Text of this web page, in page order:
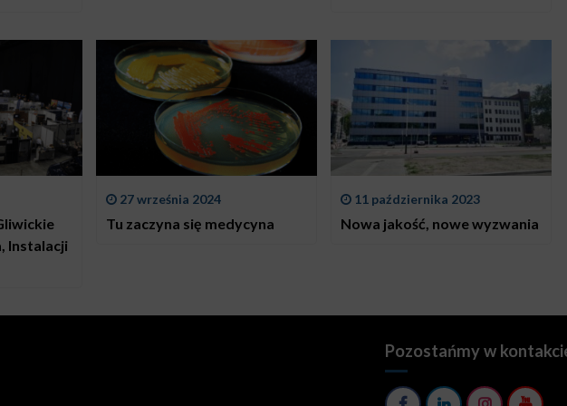
Instalacji
27 września 2024
Tu zaczyna się medycyna
11 października 2023
Nowa jakość, nowe wyzwania
Pozostańmy w